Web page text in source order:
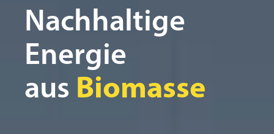
Nachhaltige
Energie
aus Biomasse